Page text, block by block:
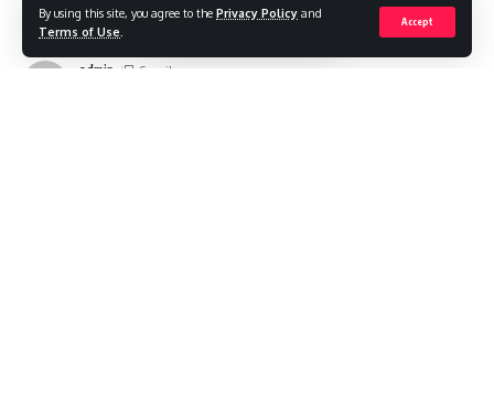
By using this site, you agree to the Privacy Policy and
Terms of Use
Accept
admin
Share 2 Min Read